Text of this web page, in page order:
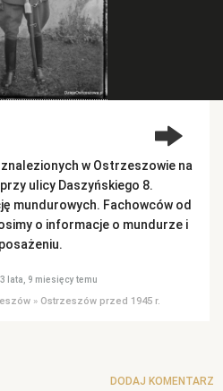
w Ostrzeszowie na
ulicy Daszyńskiego 8.
mundurowych. Fachowców od
o informacje o mundurze i
3 lata, 9 miesięcy temu
» Ostrzeszów przed 1945 r.
DODAJ KOMENTARZ